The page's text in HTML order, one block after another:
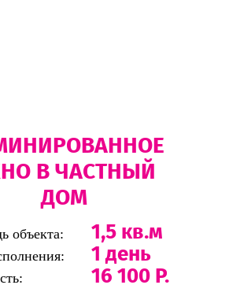
В ЧАСТНЫЙ
ДОМ
объекта: 1,5 кв.м
1 день
16 100 Р.